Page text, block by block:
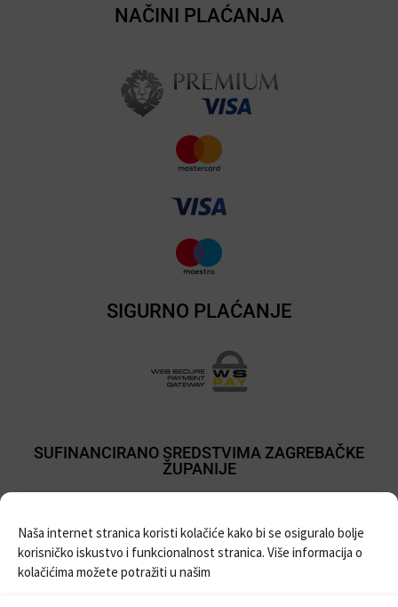
Naša internet stranica koristi kolačiće kako bi se osiguralo bolje
korisničko iskustvo i funkcionalnost stranica. Više informacija o
kolačićima možete potražiti u našim
NAČINI PLAĆANJA
SIGURNO PLAĆANJE
SUFINANCIRANO SREDSTVIMA ZAGREBAČKE
ŽUPANIJE